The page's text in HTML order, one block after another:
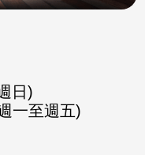
日)
一至週五)